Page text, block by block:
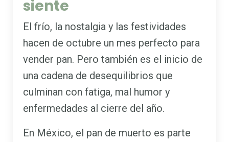
siente
El frío, la nostalgia y las festividades
hacen de octubre un mes perfecto para
vender pan. Pero también es el inicio de
una cadena de desequilibrios que
culminan con fatiga, mal humor y
enfermedades al cierre del año.
En México, el pan de muerto es parte